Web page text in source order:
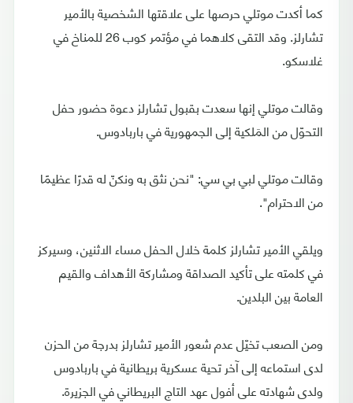
كما أكدت موتلي حرصها على علاقتها الشخصية بالأمير
تشارلز. وقد التقى كلاهما في مؤتمر كوب 26 للمناخ في
غلاسكو.
وقالت موتلي إنها سعدت بقبول تشارلز دعوة حضور حفل
التحوّل من المَلكية إلى الجمهورية في باربادوس.
وقالت موتلي لبي بي سي: "نحن نثق به ونكنّ له قدرًا عظيمًا
من الاحترام".
ويلقي الأمير تشارلز كلمة خلال الحفل مساء الاثنين، وسيركز
في كلمته على تأكيد الصداقة ومشاركة الأهداف والقيم
العامة بين البلدين.
ومن الصعب تخيّل عدم شعور الأمير تشارلز بدرجة من الحزن
لدى استماعه إلى آخر تحية عسكرية بريطانية في باربادوس
ولدى شهادته على أفول عهد التاج البريطاني في الجزيرة.